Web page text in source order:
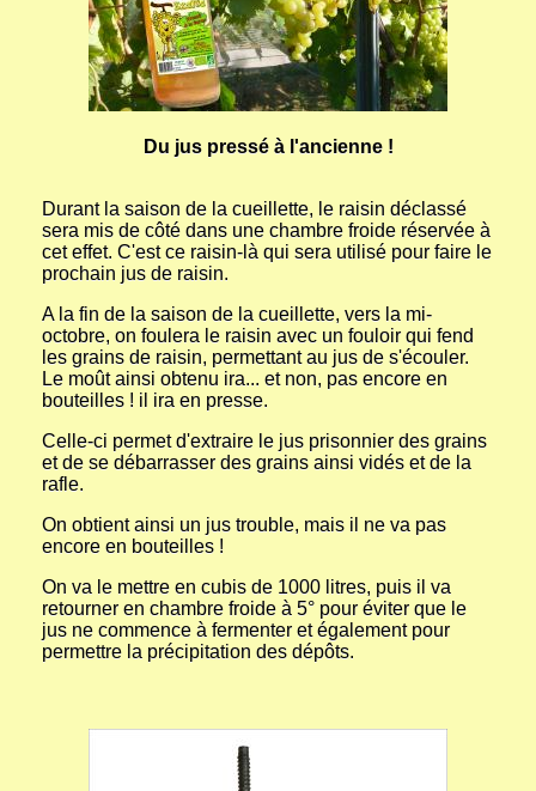
Du jus pressé à l'ancienne !
Durant la saison de la cueillette, le raisin déclassé
sera mis de côté dans une chambre froide réservée à
cet effet. C'est ce raisin-là qui sera utilisé pour faire le
prochain jus de raisin.
A la fin de la saison de la cueillette, vers la mi-
octobre, on foulera le raisin avec un fouloir qui fend
les grains de raisin, permettant au jus de s'écouler.
Le moût ainsi obtenu ira... et non, pas encore en
bouteilles ! il ira en presse.
Celle-ci permet d'extraire le jus prisonnier des grains
et de se débarrasser des grains ainsi vidés et de la
rafle.
On obtient ainsi un jus trouble, mais il ne va pas
encore en bouteilles !
On va le mettre en cubis de 1000 litres, puis il va
retourner en chambre froide à 5° pour éviter que le
jus ne commence à fermenter et également pour
permettre la précipitation des dépôts.